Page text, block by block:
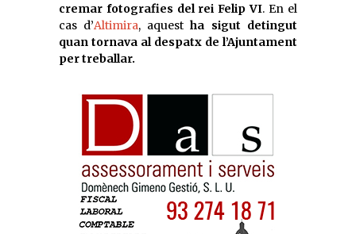
cremar fotografies del rei Felip VI. En el
cas d’Altimira, aquest ha sigut detingut
quan tornava al despatx de l’Ajuntament
per treballar.